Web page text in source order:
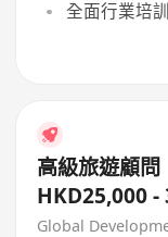
全面行業培
高級旅遊顧
HKD25,000 -
Global